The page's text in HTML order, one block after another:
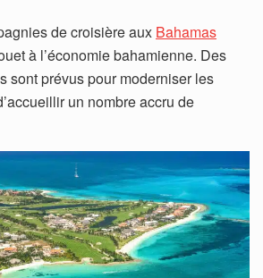
de croisière aux Bahamas
à l’économie bahamienne. Des
sont prévus pour moderniser les
un nombre accru de